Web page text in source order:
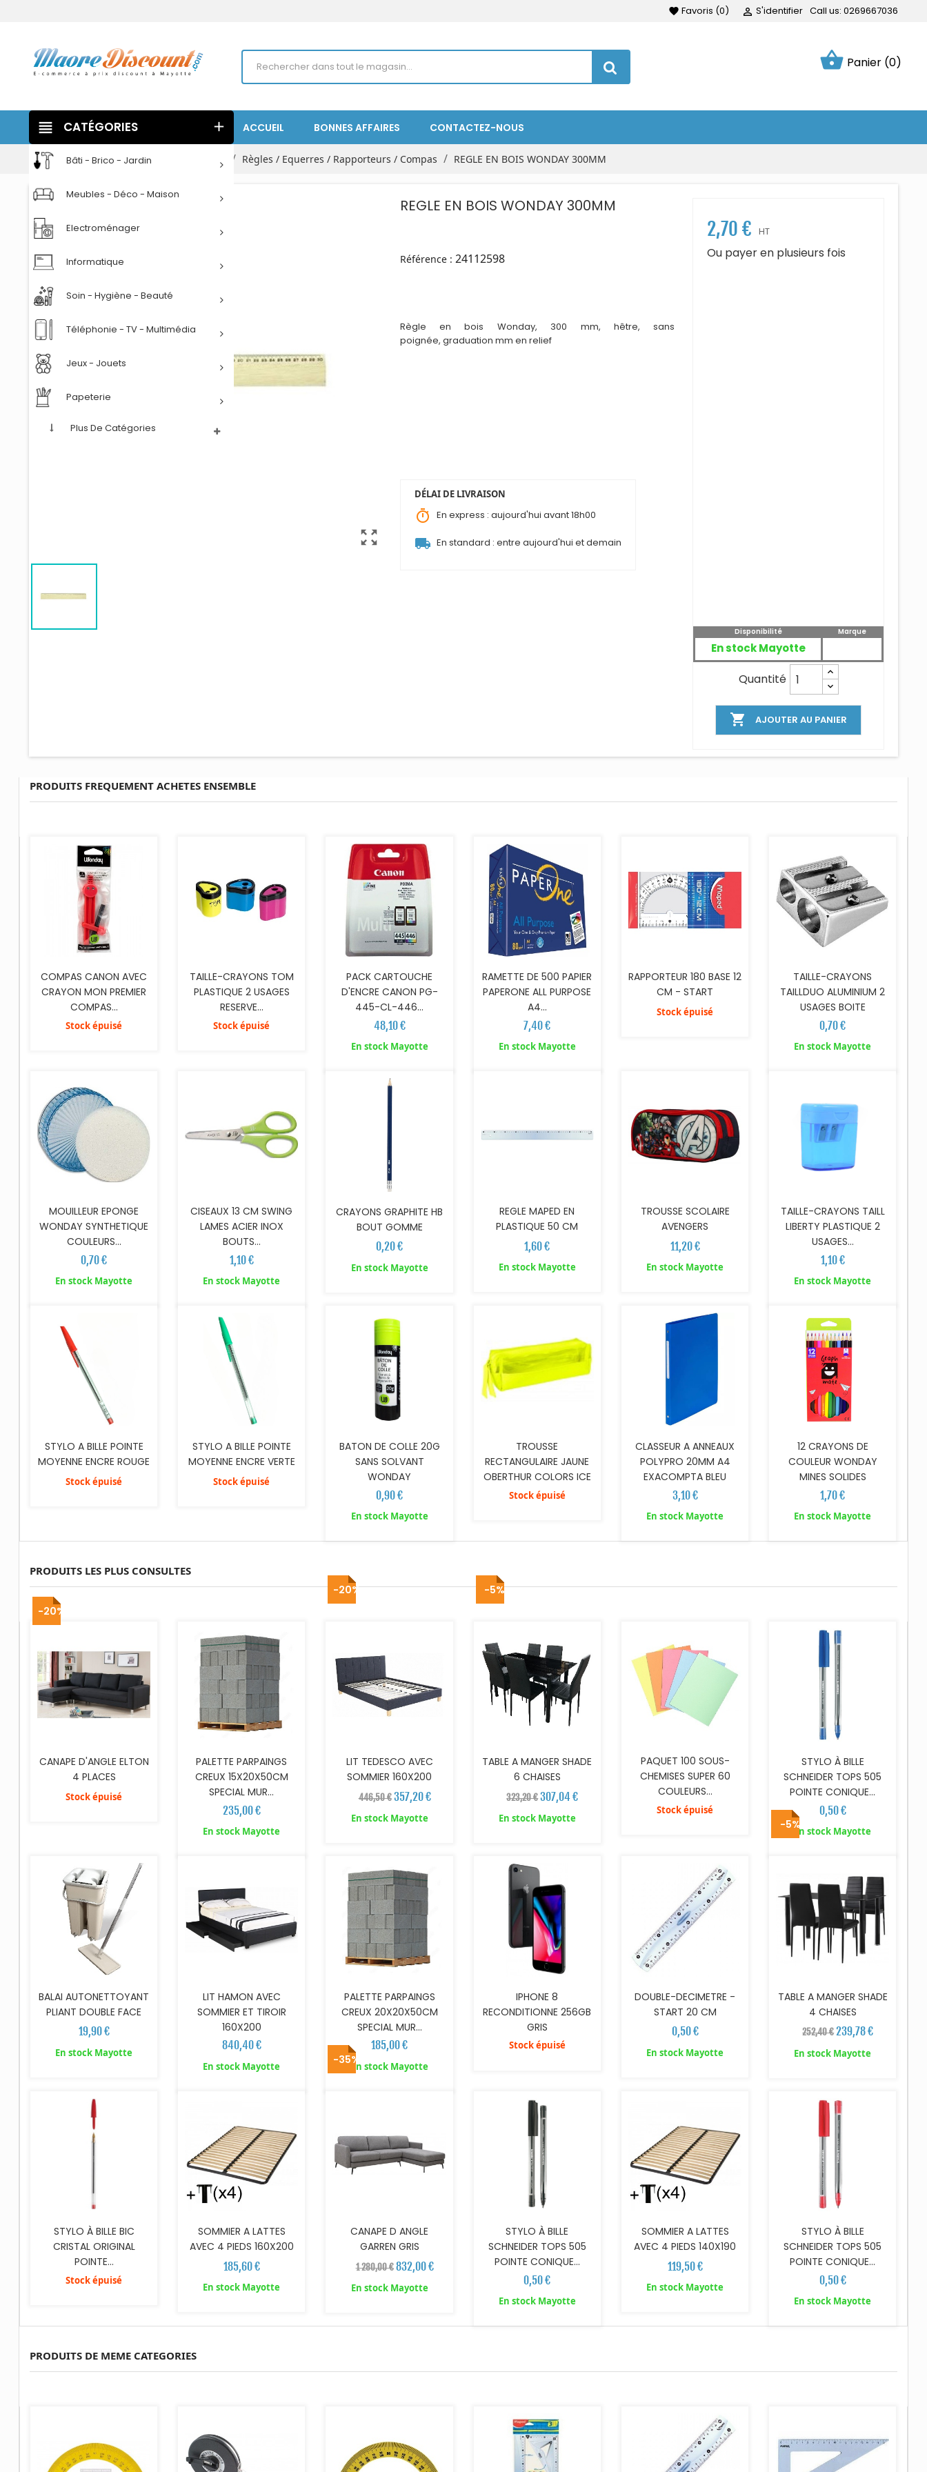
favorite Favoris (0)  S'identifier Call us: 0269667036
shopping_basket Panier (0)
ACCUEIL BONNES AFFAIRES CONTACTEZ-NOUS
view_headline CATÉGORIES add
Bâti - Brico - Jardin
Meubles - Déco - Maison
Electroménager
Informatique
Soin - Hygiène - Beauté
Téléphonie - TV - Multimédia
Jeux - Jouets
Papeterie
Plus De Catégories
Accueil Papeterie Petites fournitures Règles / Equerres / Rapporteurs / Compas REGLE EN BOIS WONDAY 300MM
zoom_out_map
REGLE EN BOIS WONDAY 300MM
Référence : 24112598
Règle en bois Wonday, 300 mm, hêtre, sans
poignée, graduation mm en relief
DÉLAI DE LIVRAISON
timer En express : aujourd'hui avant 18h00
local_shipping En standard : entre aujourd'hui et demain
2,70 € HT
Ou payer en plusieurs fois
Disponibilité
En stock Mayotte
Marque
Quantité
 AJOUTER AU PANIER
PRODUITS FREQUEMENT ACHETES ENSEMBLE
COMPAS CANON AVEC
CRAYON MON PREMIER
COMPAS...
Stock épuisé
TAILLE-CRAYONS TOM
PLASTIQUE 2 USAGES
RESERVE...
Stock épuisé
PACK CARTOUCHE
D'ENCRE CANON PG-
445-CL-446...
48,10 €
En stock Mayotte
RAMETTE DE 500 PAPIER
PAPERONE ALL PURPOSE
A4...
7,40 €
En stock Mayotte
RAPPORTEUR 180 BASE 12
CM - START
Stock épuisé
TAILLE-CRAYONS
TAILLDUO ALUMINIUM 2
USAGES BOITE
0,70 €
En stock Mayotte
MOUILLEUR EPONGE
WONDAY SYNTHETIQUE
COULEURS...
0,70 €
En stock Mayotte
CISEAUX 13 CM SWING
LAMES ACIER INOX
BOUTS...
1,10 €
En stock Mayotte
AJOUTER AU PANIER
CRAYONS GRAPHITE HB
BOUT GOMME
0,20 €
En stock Mayotte
AJOUTER AU PANIER
REGLE MAPED EN
PLASTIQUE 50 CM
1,60 €
En stock Mayotte
TROUSSE SCOLAIRE
AVENGERS
11,20 €
En stock Mayotte
AJOUTER AU PANIER
TAILLE-CRAYONS TAILL
LIBERTY PLASTIQUE 2
USAGES...
1,10 €
En stock Mayotte
STYLO A BILLE POINTE
MOYENNE ENCRE ROUGE
Stock épuisé
STYLO A BILLE POINTE
MOYENNE ENCRE VERTE
Stock épuisé
AJOUTER AU PANIER
BATON DE COLLE 20G
SANS SOLVANT
WONDAY
0,90 €
En stock Mayotte
TROUSSE
RECTANGULAIRE JAUNE
OBERTHUR COLORS ICE
Stock épuisé
AJOUTER AU PANIER
CLASSEUR A ANNEAUX
POLYPRO 20MM A4
EXACOMPTA BLEU
3,10 €
En stock Mayotte
AJOUTER AU PANIER
12 CRAYONS DE
COULEUR WONDAY
MINES SOLIDES
1,70 €
En stock Mayotte
PRODUITS LES PLUS CONSULTES
-20%
CANAPE D'ANGLE ELTON
4 PLACES
Stock épuisé
PALETTE PARPAINGS
CREUX 15X20X50CM
SPECIAL MUR...
235,00 €
En stock Mayotte
-20%
LIT TEDESCO AVEC
SOMMIER 160X200
446,50 € 357,20 €
En stock Mayotte
-5%
TABLE A MANGER SHADE
6 CHAISES
323,20 €307,04 €
En stock Mayotte
PAQUET 100 SOUS-
CHEMISES SUPER 60
COULEURS...
Stock épuisé
STYLO À BILLE
SCHNEIDER TOPS 505
POINTE CONIQUE...
0,50 €
En stock Mayotte
BALAI AUTONETTOYANT
PLIANT DOUBLE FACE
19,90 €
En stock Mayotte
AJOUTER AU PANIER
LIT HAMON AVEC
SOMMIER ET TIROIR
160X200
840,40 €
En stock Mayotte
AJOUTER AU PANIER
PALETTE PARPAINGS
CREUX 20X20X50CM
SPECIAL MUR...
185,00 €
En stock Mayotte
IPHONE 8
RECONDITIONNE 256GB
GRIS
Stock épuisé
DOUBLE-DECIMETRE -
START 20 CM
0,50 €
En stock Mayotte
-5% AJOUTER AU PANIER
TABLE A MANGER SHADE
4 CHAISES
252,40 €239,78 €
En stock Mayotte
STYLO À BILLE BIC
CRISTAL ORIGINAL
POINTE...
Stock épuisé
AJOUTER AU PANIER
SOMMIER A LATTES
AVEC 4 PIEDS 160X200
185,60 €
En stock Mayotte
-35% AJOUTER AU PANIER
CANAPE D ANGLE
GARREN GRIS
1 280,00 € 832,00 €
En stock Mayotte
STYLO À BILLE
SCHNEIDER TOPS 505
POINTE CONIQUE...
0,50 €
En stock Mayotte
AJOUTER AU PANIER
SOMMIER A LATTES
AVEC 4 PIEDS 140X190
119,50 €
En stock Mayotte
AJOUTER AU PANIER
STYLO À BILLE
SCHNEIDER TOPS 505
POINTE CONIQUE...
0,50 €
En stock Mayotte
PRODUITS DE MEME CATEGORIES